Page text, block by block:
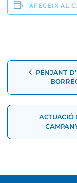
AFEGEIX AL
PENJANT
ACTUACIÓ